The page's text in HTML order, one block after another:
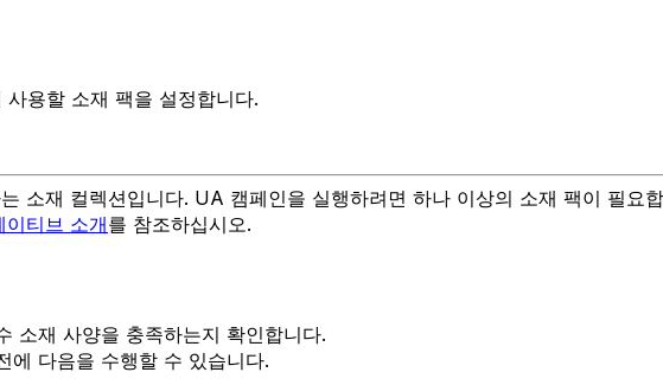
용할 소재 팩을 설정합니다.
소재 컬렉션입니다. UA 캠페인을 실행하려면 하나 이상의 소재 팩이 필요
티브 소개를 참조하십시오.
소재 사양을 충족하는지 확인합니다.
에 다음을 수행할 수 있습니다.